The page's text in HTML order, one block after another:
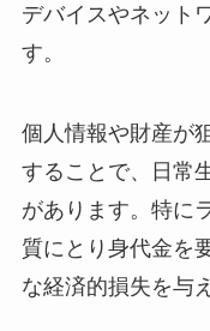
デバイスやネット
す。
個人情報や財産が
することで、日常
があります。特に
質にとり身代金を
な経済的損失を与